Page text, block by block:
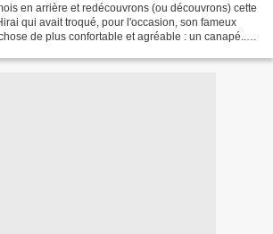
en arrière et redécouvrons (ou découvrons) cette
qui avait troqué, pour l'occasion, son fameux
de plus confortable et agréable : un canapé...